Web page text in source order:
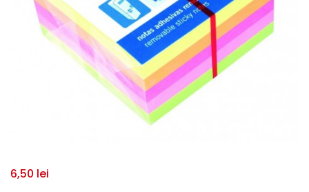
Lost password?
6,50 lei